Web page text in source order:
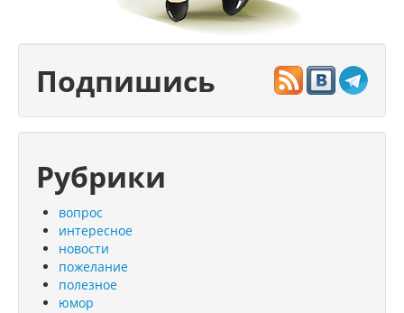
Подпишись
Рубрики
вопрос
интересное
новости
пожелание
полезное
юмор